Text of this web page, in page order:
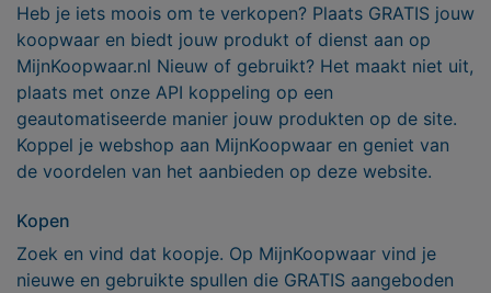
Heb je iets moois om te verkopen? Plaats GRATIS jouw
koopwaar en biedt jouw produkt of dienst aan op
MijnKoopwaar.nl Nieuw of gebruikt? Het maakt niet uit,
plaats met onze API koppeling op een
geautomatiseerde manier jouw produkten op de site.
Koppel je webshop aan MijnKoopwaar en geniet van
de voordelen van het aanbieden op deze website.
Kopen
Zoek en vind dat koopje. Op MijnKoopwaar vind je
nieuwe en gebruikte spullen die GRATIS aangeboden